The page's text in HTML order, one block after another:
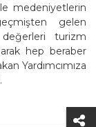
medeniyetlerin
gelen
turizm
hep beraber
Yardımcımıza